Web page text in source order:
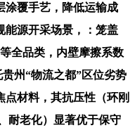
涂覆手艺，降低运输成
能源开采场景，：笼盖
全品类，内壁摩擦系数
州“物流之都”区位劣势
点材料，其抗压性（环刚
耐老化）显著优于保守